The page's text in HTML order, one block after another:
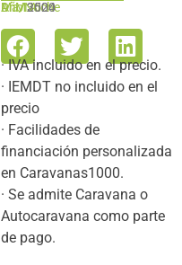
Día/Noche
M.M.A.3500
Año:2024
· IVA incluido en el precio.
· IEMDT no incluido en el
precio
· Facilidades de
financiación personalizada
en Caravanas1000.
· Se admite Caravana o
Autocaravana como parte
de pago.